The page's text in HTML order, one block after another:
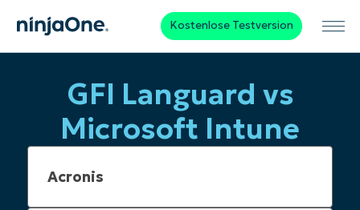
Kostenlose Testversion
GFI Languard vs
Microsoft Intune